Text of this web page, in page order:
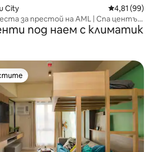
City Средна
4,81 (99)
за престой на AML | Спа център
под наем с климатик
на гостите